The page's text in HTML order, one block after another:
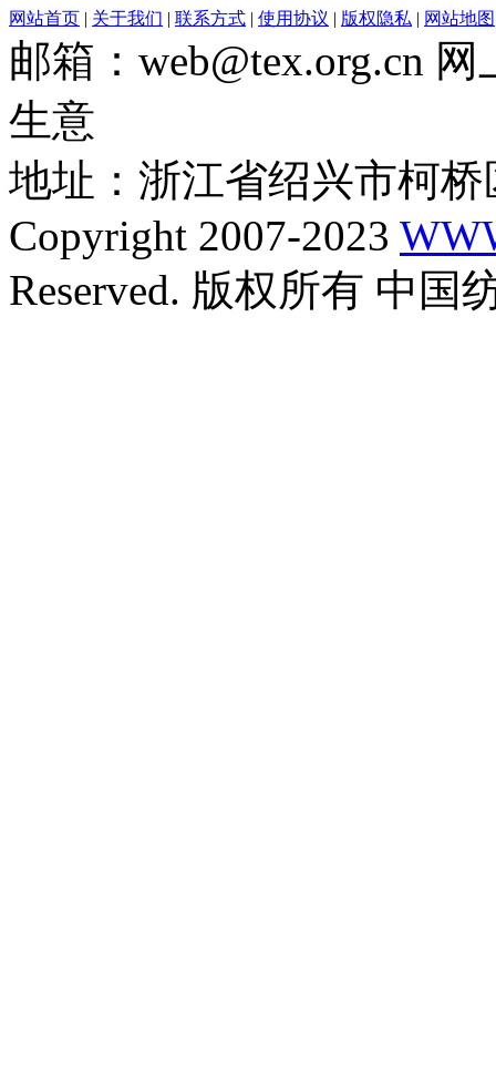
网站首页 | 关于我们 | 联系方式 | 使用协议 | 版权隐私 | 网站地图
邮箱：web@tex.org.cn
生意
地址：浙江省绍兴市柯
Copyright 2007-2023
Reserved. 版权所有 中国